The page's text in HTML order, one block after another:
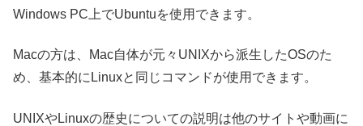
Windows PC上でUbuntuを使用できます。
Macの方は、Mac自体が元々UNIXから派生したOSのた
め、基本的にLinuxと同じコマンドが使用できます。
UNIXやLinuxの歴史についての説明は他のサイトや動画に